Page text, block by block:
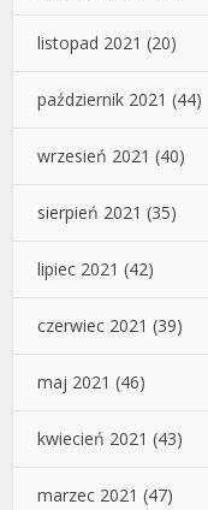
listopad 2021 (20)
październik 2021 (44)
wrzesień 2021 (40)
sierpień 2021 (35)
lipiec 2021 (42)
czerwiec 2021 (39)
maj 2021 (46)
kwiecień 2021 (43)
marzec 2021 (47)